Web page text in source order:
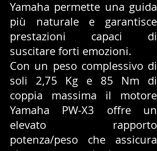
Yamaha permette una guida
più naturale e garantisce
prestazioni capaci di
suscitare forti emozioni.
Con un peso complessivo di
soli 2,75 Kg e 85 Nm di
coppia massima il motore
Yamaha PW-X3 offre un
elevato rapporto
potenza/peso che assicura